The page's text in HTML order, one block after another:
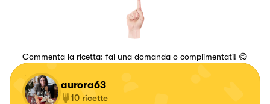
Commenta la ricetta: fai una domanda o complimentati! 😋
aurora63
10 ricette